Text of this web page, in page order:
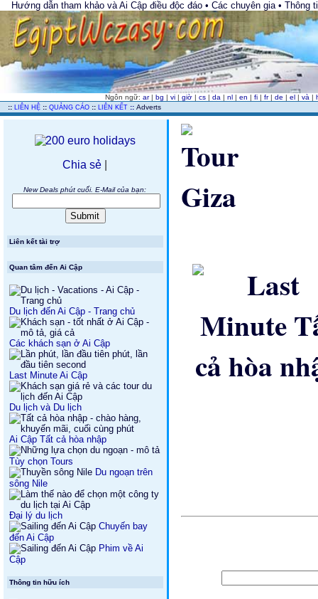
Hướng dẫn tham khảo và Ai Cập điều độc đáo • Các chuyên gia •
Ngôn ngữ:ar |bg |vi |giờ |cs |da |nl |en |fi |fr |de |el |và |
:: LIÊN HỆ :: QUẢNG CÁO :: LIÊN KẾT :: Adverts
Chia sẻ
New Deals phút cuối. E-Mail của bạn:
Liên kết tài trợ
Quan tâm đến Ai Cập
Du lịch đến Ai Cập - Trang chủ
Các khách sạn ở Ai Cập
Last Minute Ai Cập
Du lịch và Du lịch
Ai Cập Tất cả hòa nhập
Tùy chọn Tours
Du ngoạn trên
sông Nile
Đại lý du lịch
Chuyến bay
đến Ai Cập
Phim về Ai
Cập
Thông tin hữu ích